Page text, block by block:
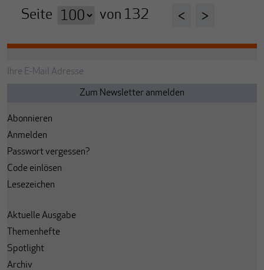
Seite von 132 < >
Abonnieren
Anmelden
Passwort vergessen?
Code einlösen
Lesezeichen
Aktuelle Ausgabe
Themenhefte
Spotlight
Archiv